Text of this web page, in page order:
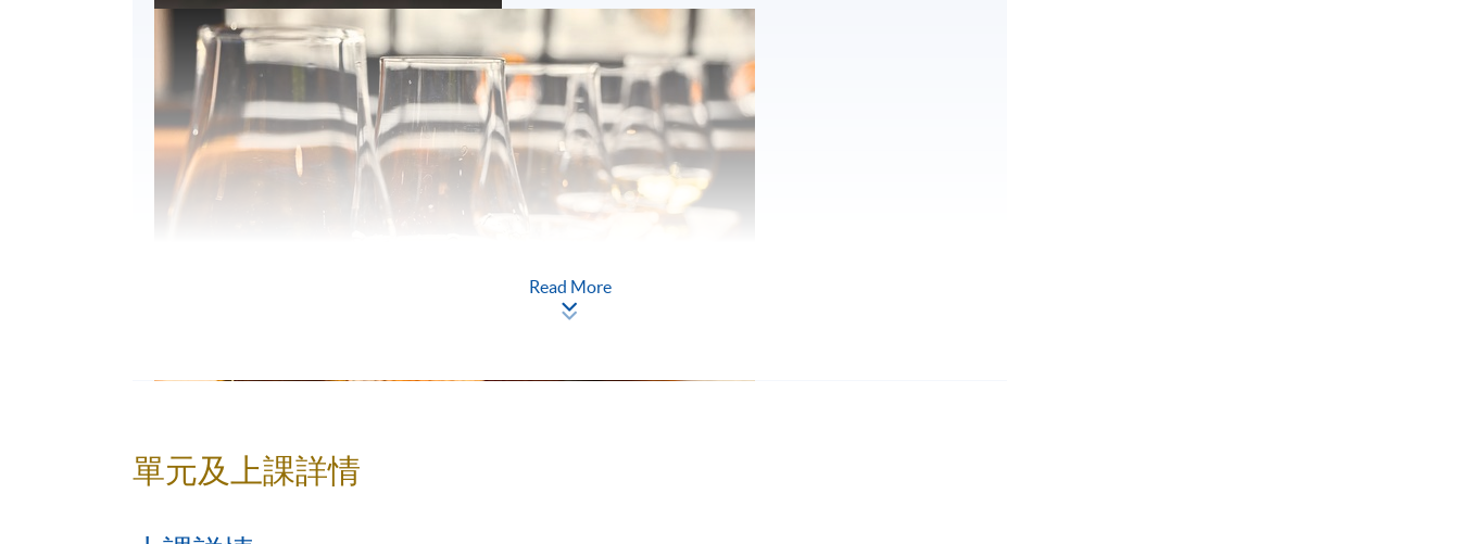
本課程共4小時
Read More
單元及上課詳情